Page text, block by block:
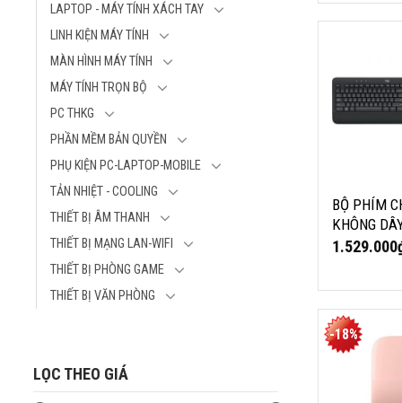
LAPTOP - MÁY TÍNH XÁCH TAY
LINH KIỆN MÁY TÍNH
MÀN HÌNH MÁY TÍNH
MÁY TÍNH TRỌN BỘ
PC THKG
PHẦN MỀM BẢN QUYỀN
PHỤ KIỆN PC-LAPTOP-MOBILE
TẢN NHIỆT - COOLING
THIẾT BỊ ÂM THANH
THIẾT BỊ MẠNG LAN-WIFI
THIẾT BỊ PHÒNG GAME
THIẾT BỊ VĂN PHÒNG
LỌC THEO GIÁ
319.000₫.
tại
MK545
Bộ bàn phím
Logitech
Phím chức
nóng
BỘ PHÍM
KHÔNG
LOGITECH
1.529.000
-18%
CHUỘT
MOUSE